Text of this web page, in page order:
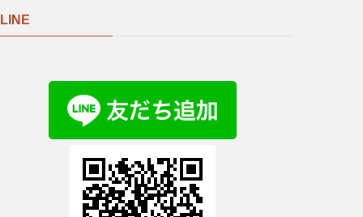
LINE